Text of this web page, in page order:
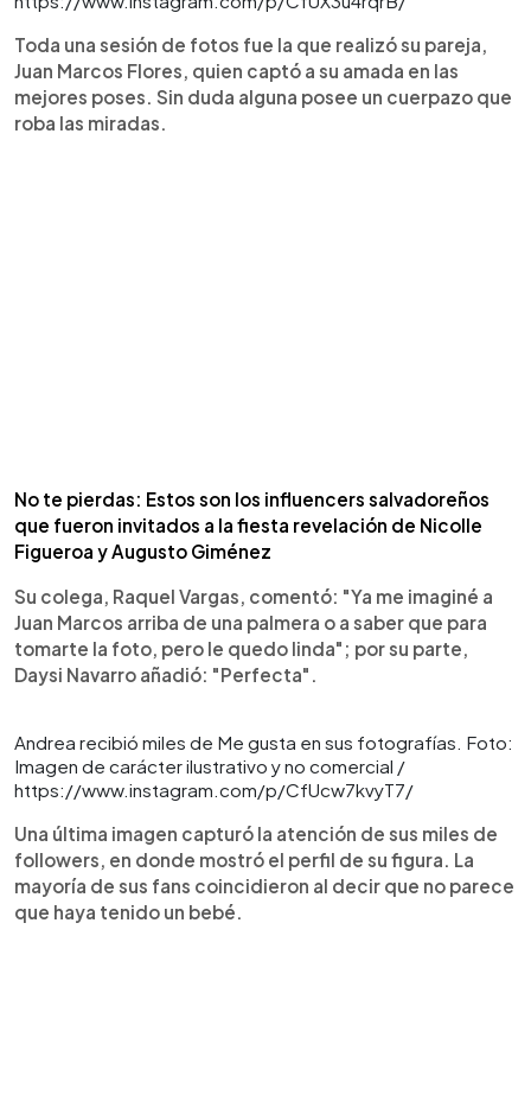
Toda una sesión de fotos fue la que realizó su pareja,
Juan Marcos Flores, quien captó a su amada en las
mejores poses. Sin duda alguna posee un cuerpazo que
roba las miradas.
No te pierdas: Estos son los influencers salvadoreños
que fueron invitados a la fiesta revelación de Nicolle
Figueroa y Augusto Giménez
Su colega, Raquel Vargas, comentó: "Ya me imaginé a
Juan Marcos arriba de una palmera o a saber que para
tomarte la foto, pero le quedo linda"; por su parte,
Daysi Navarro añadió: "Perfecta".
Andrea recibió miles de Me gusta en sus fotografías. Foto:
Imagen de carácter ilustrativo y no comercial /
https://www.instagram.com/p/CfUcw7kvyT7/
Una última imagen capturó la atención de sus miles de
followers, en donde mostró el perfil de su figura. La
mayoría de sus fans coincidieron al decir que no parece
que haya tenido un bebé.